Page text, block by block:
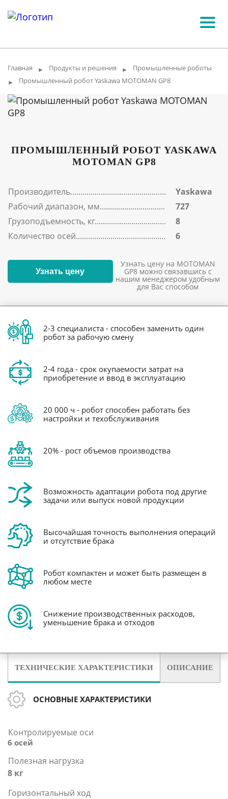
Главная ► Продукты и решения ► Промышленные роботы
► Промышленный робот Yaskawa MOTOMAN GP8
ПРОМЫШЛЕННЫЙ РОБОТ YASKAWA
MOTOMAN GP8
Производитель
Yaskawa
Рабочий диапазон, мм
727
Грузоподъемность, кг
8
Количество осей
6
Узнать цену
Узнать цену на MOTOMAN
GP8 можно связавшись с
нашим менеджером удобным
для Вас способом
2-3 специалиста - способен заменить один
робот за рабочую смену
2-4 года - срок окупаемости затрат на
приобретение и ввод в эксплуатацию
20 000 ч - робот способен работать без
настройки и техобслуживания
20% - рост объемов производства
Возможность адаптации робота под другие
задачи или выпуск новой продукции
Высочайшая точность выполнения операций
и отсутствие брака
Робот компактен и может быть размещен в
любом месте
Снижение производственных расходов,
уменьшение брака и отходов
ТЕХНИЧЕСКИЕ ХАРАКТЕРИСТИКИ ОПИСАНИЕ
ОСНОВНЫЕ ХАРАКТЕРИСТИКИ
Контролируемые оси
6 осей
Полезная нагрузка
8 кг
Горизонтальный ход